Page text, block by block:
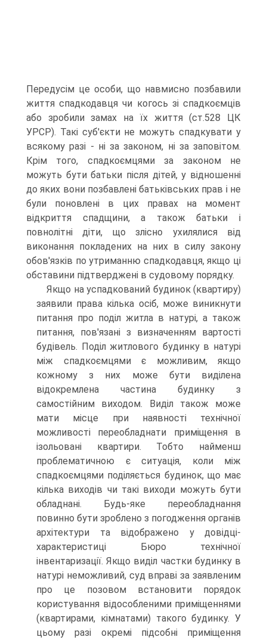
Передусім це особи, що навмисно позбавили
життя спадкодавця чи когось зі спадкоємців
або зробили замах на їх життя (ст.528 ЦК
УРСР). Такі суб'єкти не можуть спадкувати у
всякому разі - ні за законом, ні за заповітом.
Крім того, спадкоємцями за законом не
можуть бути батьки після дітей, у відношенні
до яких вони позбавлені батьківських прав і не
були поновлені в цих правах на момент
відкриття спадщини, а також батьки і
повнолітні діти, що злісно ухилялися від
виконання покладених на них в силу закону
обов'язків по утриманню спадкодавця, якщо ці
обставини підтверджені в судовому порядку.
Якщо на успадкований будинок (квартиру)
заявили права кілька осіб, може виникнути
питання про поділ житла в натурі, а також
питання, пов'язані з визначенням вартості
будівель. Поділ житлового будинку в натурі
між спадкоємцями є можливим, якщо
кожному з них може бути виділена
відокремлена частина будинку з
самостійним виходом. Виділ також може
мати місце при наявності технічної
можливості переобладнати приміщення в
ізольовані квартири. Тобто найменш
проблематичною є ситуація, коли між
спадкоємцями поділяється будинок, що має
кілька виходів чи такі виходи можуть бути
обладнані. Будь-яке переобладнання
повинно бути зроблено з погодження органів
архітектури та відображено у довідці-
характеристиці Бюро технічної
інвентаризації. Якщо виділ частки будинку в
натурі неможливий, суд вправі за заявленим
про це позовом встановити порядок
користування відособленими приміщеннями
(квартирами, кімнатами) такого будинку. У
цьому разі окремі підсобні приміщення